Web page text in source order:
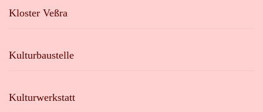
Kloster Veßra
Kulturbaustelle
Kulturwerkstatt